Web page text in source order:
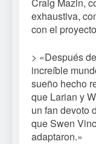
exhaustiva,
con el
> «Después
increíble
sueño hecho
que Larian y
un fan devoto
que Swen
adaptaron.»